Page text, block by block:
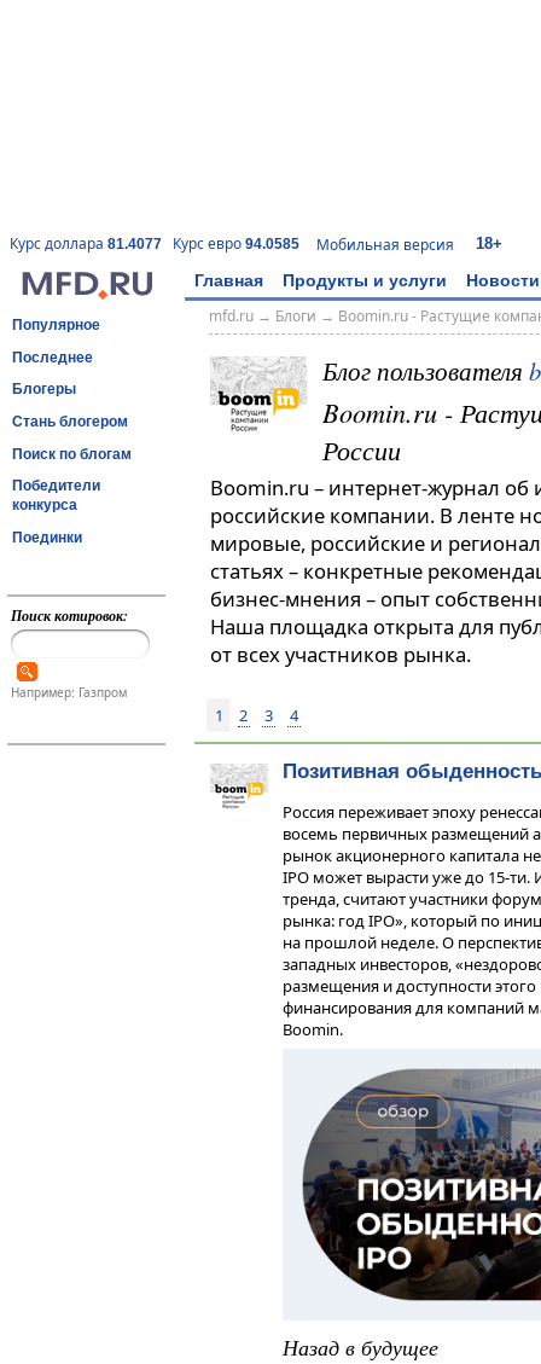
Курс доллара 81.4077 Курс евро 94.0585 Мобильная версия 18+
Главная Продукты и услуги Новости
Популярное
Последнее
Блогеры
Стань блогером
Поиск по блогам
Победители
конкурса
Поединки
Поиск котировок:
Например: Газпром
mfd.ru→ Блоги → Boomin.ru - Растущие
Блог пользователя
Boomin.ru -
России
Boomin.ru – интернет-журнал об
российские компании. В ленте
мировые, российские и
статьях – конкретные
бизнес-мнения – опыт
Наша площадка открыта для
от всех участников рынка.
1 2 3 4
Позитивная
Россия переживает эпоху
восемь первичных размещений
рынок акционерного капитала
IPO может вырасти уже до 15-ти.
тренда, считают участники
рынка: год IPO», который по
на прошлой неделе. О
западных инвесторов,
размещения и доступности
финансирования для компаний
Boomin.
Назад в будущее